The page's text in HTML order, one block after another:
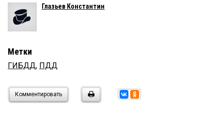
Глазьев Константин
Метки
ГИБДД, ПДД
Комментировать